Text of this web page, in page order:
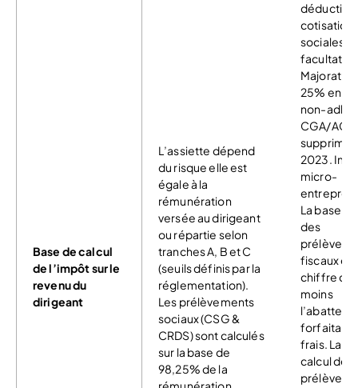
Base de calcul
de l’impôt sur le
revenu du
dirigeant
L’assiette dépend
du risque elle est
égale à la
rémunération
versée au dirigeant
ou répartie selon
tranches A, B et C
(seuils définis par la
réglementation).
Les prélèvements
sociaux (CSG &
CRDS) sont calculés
sur la base de
98,25% de la
déduction
sociales
25% en
non-
CGA/AGA
2023.
micro-
La base
des
fiscaux
chiffre
moins
forfaitaire
frais. La
calcul des